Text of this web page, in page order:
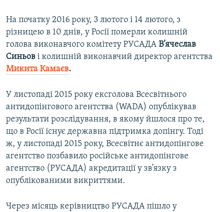
На початку 2016 року, 3 лютого і 14 лютого, з
різницею в 10 днів, у Росії померли колишній
голова виконавчого комітету РУСАДА В’ячеслав
Синьов і колишній виконавчий директор агентства
Микита Камаєв.
У листопаді 2015 року ексголова Всесвітнього
антидопінгового агентства (WADA) опублікував
результати розслідування, в якому йшлося про те,
що в Росії існує державна підтримка допінгу. Тоді
ж, у листопаді 2015 року, Всесвітнє антидопінгове
агентство позбавило російське антидопінгове
агентство (РУСАДА) акредитації у зв’язку з
опублікованими викриттями.
Через місяць керівництво РУСАДА пішло у